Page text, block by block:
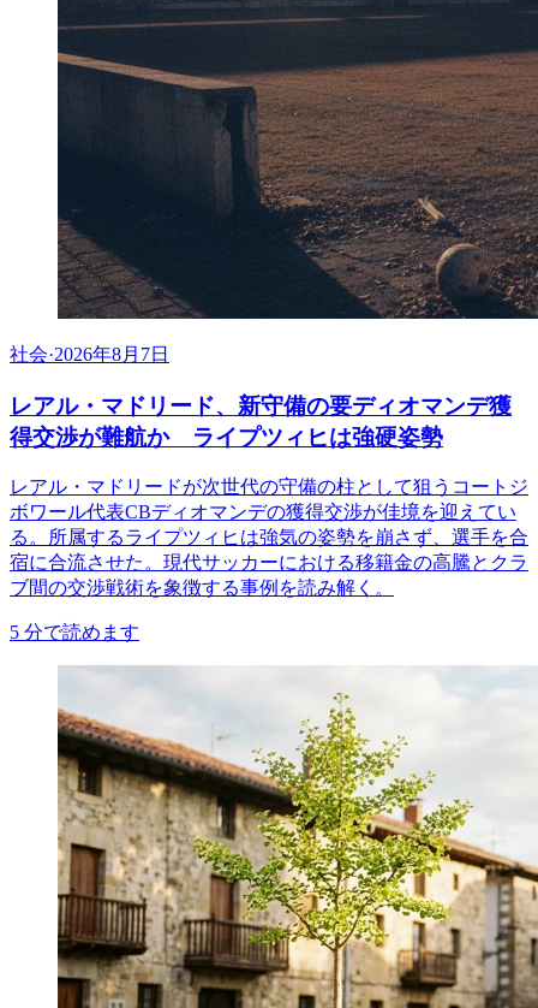
社会·2026年8月7日
レアル・マドリード、新守備の要ディオマンデ獲
得交渉が難航か ライプツィヒは強硬姿勢
レアル・マドリードが次世代の守備の柱として狙うコートジ
ボワール代表CBディオマンデの獲得交渉が佳境を迎えてい
る。所属するライプツィヒは強気の姿勢を崩さず、選手を合
宿に合流させた。現代サッカーにおける移籍金の高騰とクラ
ブ間の交渉戦術を象徴する事例を読み解く。
5 分で読めます